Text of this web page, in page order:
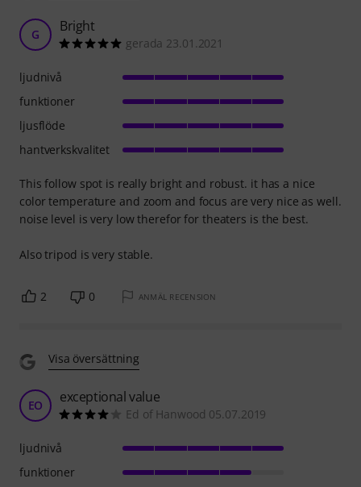
G Bright
gerada 23.01.2021
This follow spot is really bright and robust. it has a nice
color temperature and zoom and focus are very nice as well.
noise level is very low therefor for theaters is the best.
Also tripod is very stable.
ljudnivå
funktioner
ljusflöde
hantverkskvalitet
2 0 ANMÄL RECENSION
Visa översättning
EO exceptional value
Ed of Hanwood 05.07.2019
ljudnivå
funktioner